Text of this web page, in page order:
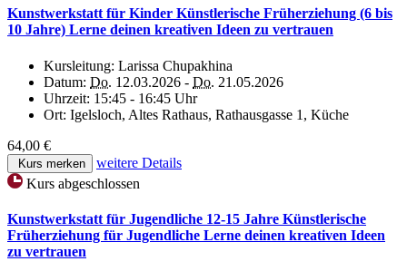
Kunstwerkstatt für Kinder Künstlerische Früherziehung (6 bis
10 Jahre) Lerne deinen kreativen Ideen zu vertrauen
Kursleitung: Larissa Chupakhina
Datum: Do. 12.03.2026 - Do. 21.05.2026
Uhrzeit: 15:45 - 16:45 Uhr
Ort: Igelsloch, Altes Rathaus, Rathausgasse 1, Küche
64,00 €
Kurs merken
weitere Details
Kurs abgeschlossen
Kunstwerkstatt für Jugendliche 12-15 Jahre Künstlerische
Früherziehung für Jugendliche Lerne deinen kreativen Ideen
zu vertrauen